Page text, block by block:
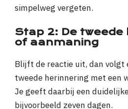
simpelweg vergeten.
Stap 2: De tweede
of aanmaning
Blijft de reactie uit, dan volgt
tweede herinnering met een
Je geeft daarbij een
bijvoorbeeld zeven dagen.